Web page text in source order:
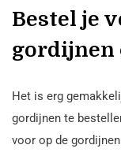
Bestel je
gordijnen
Het is erg
gordijnen te
voor op de